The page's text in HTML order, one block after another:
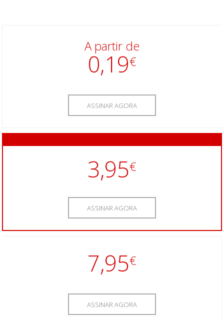
A partir de
0,19€
ASSINAR AGORA
3,95€
ASSINAR AGORA
7,95€
ASSINAR AGORA